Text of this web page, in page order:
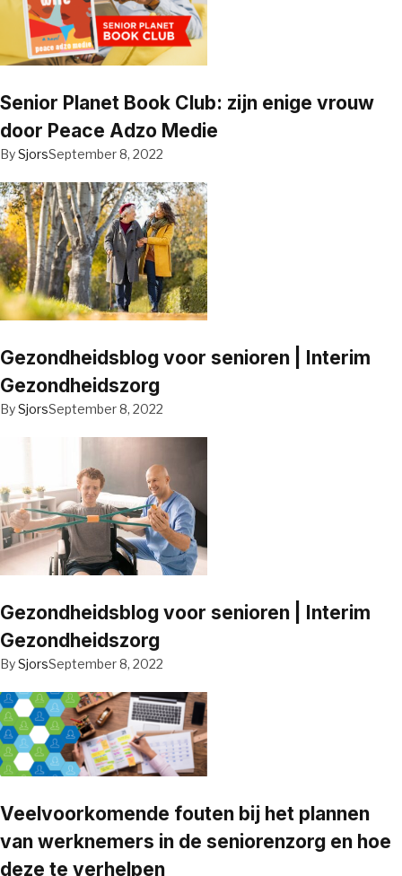
Senior Planet Book Club: zijn enige vrouw
door Peace Adzo Medie
BySjorsSeptember 8, 2022
Gezondheidsblog voor senioren | Interim
Gezondheidszorg
BySjorsSeptember 8, 2022
Gezondheidsblog voor senioren | Interim
Gezondheidszorg
BySjorsSeptember 8, 2022
Veelvoorkomende fouten bij het plannen
van werknemers in de seniorenzorg en hoe
deze te verhelpen